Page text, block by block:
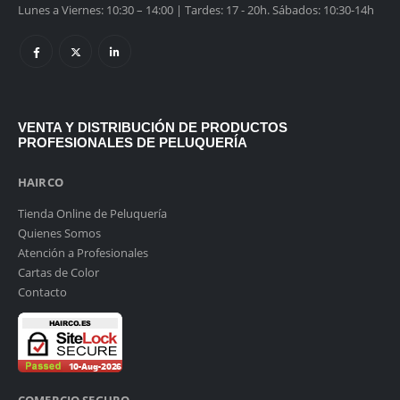
Lunes a Viernes: 10:30 – 14:00 | Tardes: 17 - 20h. Sábados: 10:30-14h
VENTA Y DISTRIBUCIÓN DE PRODUCTOS
PROFESIONALES DE PELUQUERÍA
HAIRCO
Tienda Online de Peluquería
Quienes Somos
Atención a Profesionales
Cartas de Color
Contacto